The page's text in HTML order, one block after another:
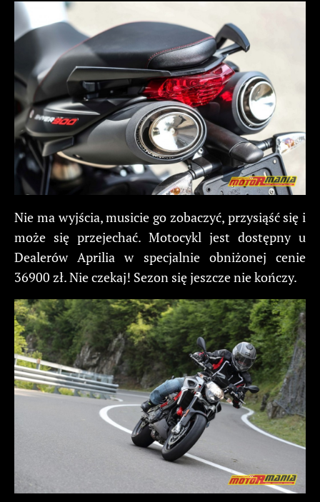
Nie ma wyjścia, musicie go zobaczyć, przysiąść się i
może się przejechać. Motocykl jest dostępny u
Dealerów Aprilia w specjalnie obniżonej cenie
36900 zł. Nie czekaj! Sezon się jeszcze nie kończy.